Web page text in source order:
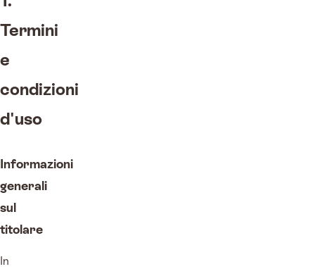
Termini
e
condizioni
d'uso
Informazioni
generali
sul
titolare
In